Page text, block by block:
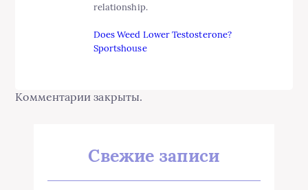
relationship.
Does Weed Lower Testosterone?
Sportshouse
Комментарии закрыты.
Свежие записи